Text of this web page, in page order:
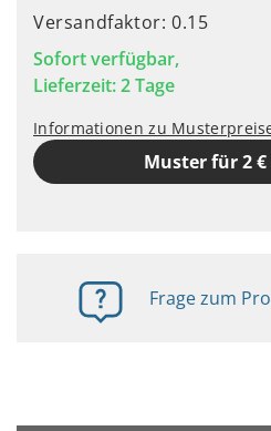
Versandfaktor: 0.15
Sofort verfügbar,
Lieferzeit: 2 Tage
Informationen zu
Muster für 2
Frage zum